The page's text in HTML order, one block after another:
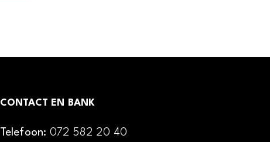
CONTACT EN BANK
Telefoon: 072 582 20 40